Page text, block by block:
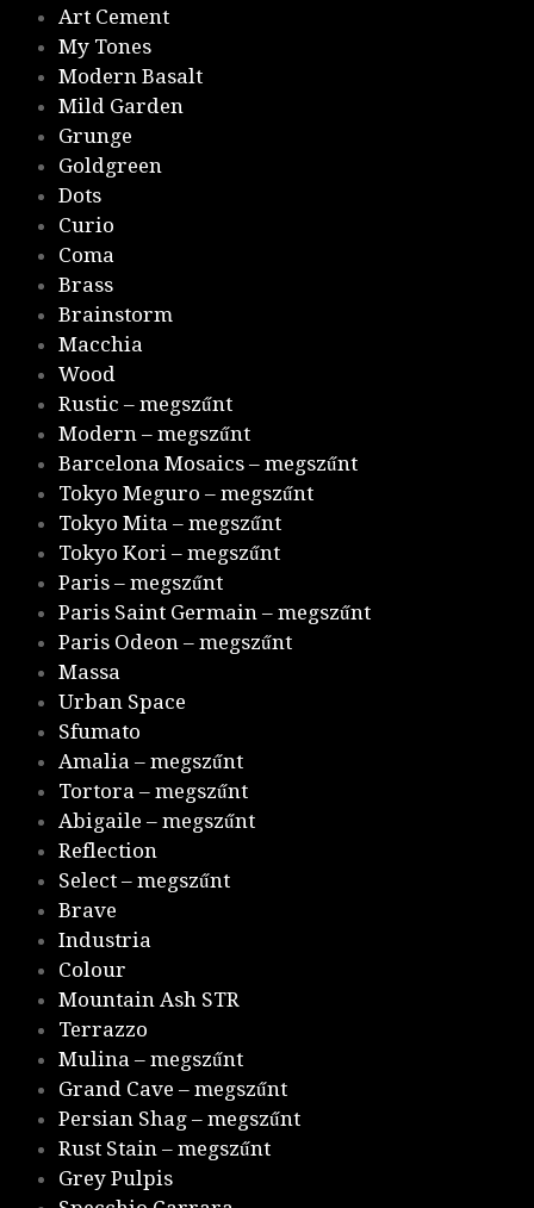
Art Cement
My Tones
Modern Basalt
Mild Garden
Grunge
Goldgreen
Dots
Curio
Coma
Brass
Brainstorm
Macchia
Wood
Rustic – megszűnt
Modern – megszűnt
Barcelona Mosaics – megszűnt
Tokyo Meguro – megszűnt
Tokyo Mita – megszűnt
Tokyo Kori – megszűnt
Paris – megszűnt
Paris Saint Germain – megszűnt
Paris Odeon – megszűnt
Massa
Urban Space
Sfumato
Amalia – megszűnt
Tortora – megszűnt
Abigaile – megszűnt
Reflection
Select – megszűnt
Brave
Industria
Colour
Mountain Ash STR
Terrazzo
Mulina – megszűnt
Grand Cave – megszűnt
Persian Shag – megszűnt
Rust Stain – megszűnt
Grey Pulpis